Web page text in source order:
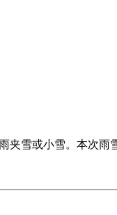
雪或小雪。本次雨